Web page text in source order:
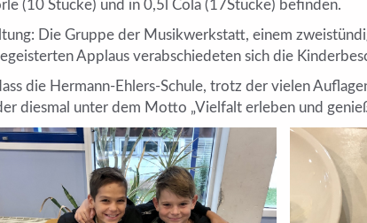
(10 Stücke) und in 0,5l Cola (17Stücke) befinden.
Die Gruppe der Musikwerkstatt, einem
Applaus verabschiedeten sich die
die Hermann-Ehlers-Schule, trotz der vielen
diesmal unter dem Motto „Vielfalt erleben und